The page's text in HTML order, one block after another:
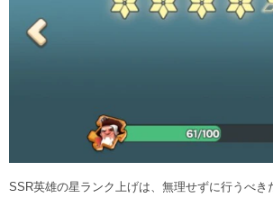
SSR英雄の星ランク上げは、無理せずに行うべき